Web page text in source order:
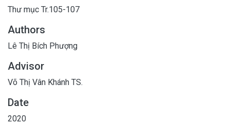
Thư mục Tr.105-107
Authors
Lê Thị Bích Phượng
Advisor
Võ Thị Vân Khánh TS.
Date
2020